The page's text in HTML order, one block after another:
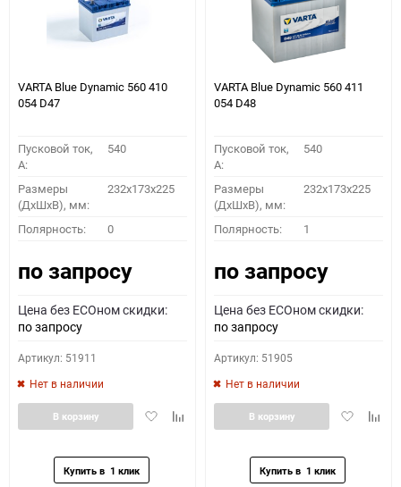
VARTA Blue Dynamic 560 410
054 D47
Пусковой ток,
A:
540
Размеры
(ДхШхВ), мм:
232x173x225
Полярность: 0
по запросу
Цена без ECOном скидки:
по запросу
Артикул: 51911
Нет в наличии
ДобавитьДобавить
В корзину
VARTA Blue Dynamic 560 411
054 D48
Пусковой ток,
A:
540
Размеры
(ДхШхВ), мм:
232x173x225
Полярность: 1
по запросу
Цена без ECOном скидки:
по запросу
Артикул: 51905
Нет в наличии
Добавить
В корзину